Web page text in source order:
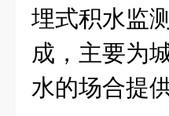
埋式积水监
成，主要为
水的场合提